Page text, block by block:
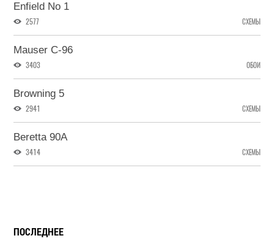
Enfield No 1
2577 СХЕМЫ
Mauser C-96
3403 ОБОИ
Browning 5
2941 СХЕМЫ
Beretta 90A
3414 СХЕМЫ
ПОСЛЕДНЕЕ